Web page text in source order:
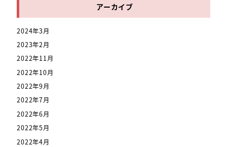
アーカイブ
2024年3月
2023年2月
2022年11月
2022年10月
2022年9月
2022年7月
2022年6月
2022年5月
2022年4月